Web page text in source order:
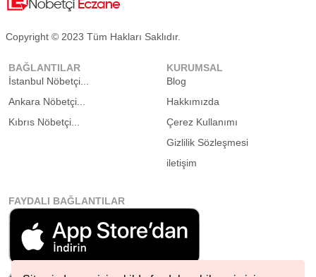
Copyright © 2023 Tüm Hakları Saklıdır.
BAĞLANTILAR
İstanbul Nöbetçi...
Ankara Nöbetçi...
Kıbrıs Nöbetçi...
KURUMSAL
Blog
Hakkımızda
Çerez Kullanımı
Gizlilik Sözleşmesi
iletişim
FAYDALI BAĞLANTILAR